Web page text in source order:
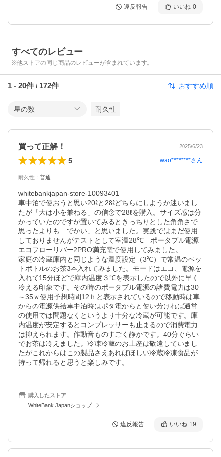
違反報告 いいね 0
すべてのレビュー
※他ストアの同じ商品のレビューが含まれています。
1 - 20件 / 172件 おすすめ順
星の数 耐久性
買って正解！ 2025/6/23
5 wao********さん
耐久性 ： 普通
whitebankjapan-store-10093401
車中泊で使おうと思い20ℓと28ℓどちらにしようか迷いまし
たが「大は小を兼ねる」の信念で28ℓを購入。サイズ感は分
かっていたのですが置いてみるときっちりとした角角さで
思ったよりも「でかい」と思いました。実践ではまだ使用
しておりませんがテストとして室温28℃　ポータブル電源
エコフローリバー2PRO満充電で使用してみました。
家庭の冷蔵庫内と同じような温度設定（3℃）で常温のペッ
トボトルのお茶3本入れてみました。モードはエコ、電源を
入れて15分ほどで庫内温度３℃を表示したので以外に早く
冷える印象です。その時のポータブル電源の諸費電力は30
～35ｗ使用予想時間12ｈと表示されているので移動時は車
からの電源供給車中泊時はポタ電からと使い分ければ通常
の使用では問題なくというより十分な冷蔵が可能です。庫
内温度が安定するとコンプレッサーも止まるので消費電力
は抑えられます。作動音ものすごく静かです。40分ぐらい
でお茶は冷えました。冷凍冷蔵のお土産は敬遠していまし
たがこれからはこの製品さえあればほしい冷蔵冷凍食品が
持って帰れると思うと楽しみです。
購入したストア
WhiteBank Japanショップ
違反報告 いいね 19